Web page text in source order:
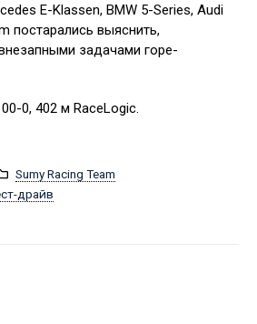
E-Klassen, BMW 5-Series, Audi
постарались выяснить,
задачами горе-
0, 402 м RaceLogic.
Sumy Racing Team
драйв